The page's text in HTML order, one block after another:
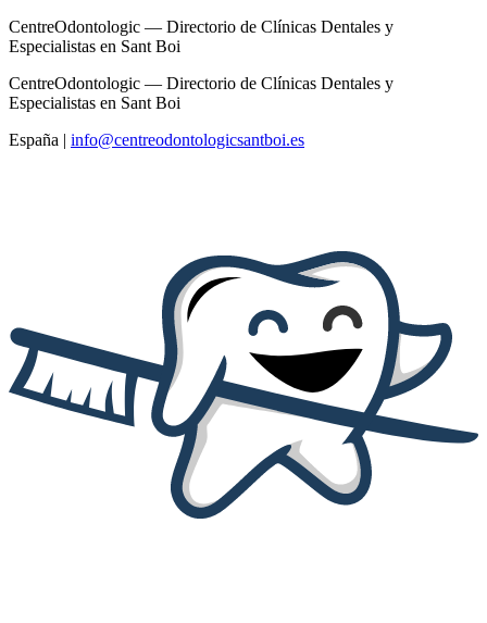
CentreOdontologic — Directorio de Clínicas Dentales y
Especialistas en Sant Boi
CentreOdontologic — Directorio de Clínicas Dentales y
Especialistas en Sant Boi
España | info@centreodontologicsantboi.es